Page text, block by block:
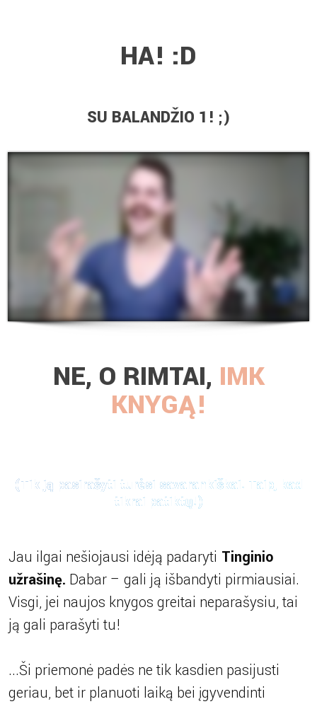
HA! :D
SU BALANDŽIO 1! ;)
NE, O RIMTAI, IMK
KNYGĄ!
(Tik ją pasirašyti turėsi savarankiškai. Taip, kad
tikrai patiktų!)
Jau ilgai nešiojausi idėją padaryti Tinginio
užrašinę. Dabar – gali ją išbandyti pirmiausiai.
Visgi, jei naujos knygos greitai neparašysiu, tai
ją gali parašyti tu!
...Ši priemonė padės ne tik kasdien pasijusti
geriau, bet ir planuoti laiką bei įgyvendinti